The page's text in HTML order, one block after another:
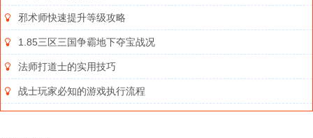
邪术师快速提升等级攻略
1.85三区三国争霸地下夺宝战况
法师打道士的实用技巧
战士玩家必知的游戏执行流程